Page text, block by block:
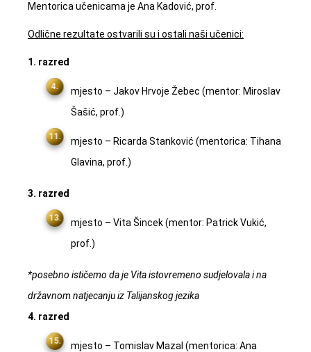
Mentorica učenicama je Ana Kadović, prof.
Odlične rezultate ostvarili su i ostali naši učenici:
1. razred
mjesto – Jakov Hrvoje Žebec (mentor: Miroslav
Šašić, prof.)
mjesto – Ricarda Stanković (mentorica: Tihana
Glavina, prof.)
3. razred
mjesto – Vita Šincek (mentor: Patrick Vukić,
prof.)
*posebno ističemo da je Vita istovremeno sudjelovala i na
državnom natjecanju iz Talijanskog jezika
4. razred
mjesto – Tomislav Mazal (mentorica: Ana